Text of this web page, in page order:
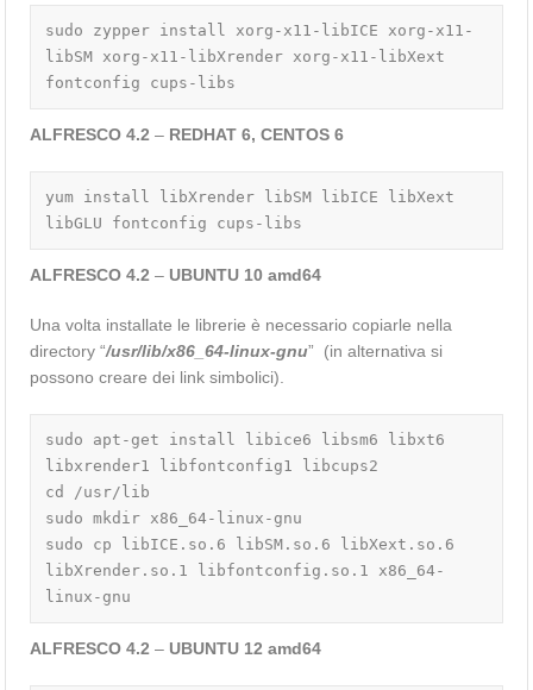
sudo zypper install xorg-x11-libICE xorg-x11-
libSM xorg-x11-libXrender xorg-x11-libXext
fontconfig cups-libs
ALFRESCO 4.2 – REDHAT 6, CENTOS 6
yum install libXrender libSM libICE libXext
libGLU fontconfig cups-libs
ALFRESCO 4.2 – UBUNTU 10 amd64
Una volta installate le librerie è necessario copiarle nella
directory “/usr/lib/x86_64-linux-gnu” (in alternativa si
possono creare dei link simbolici).
sudo apt-get install libice6 libsm6 libxt6
libxrender1 libfontconfig1 libcups2
cd /usr/lib
sudo mkdir x86_64-linux-gnu
sudo cp libICE.so.6 libSM.so.6 libXext.so.6
libXrender.so.1 libfontconfig.so.1 x86_64-
linux-gnu
ALFRESCO 4.2 – UBUNTU 12 amd64